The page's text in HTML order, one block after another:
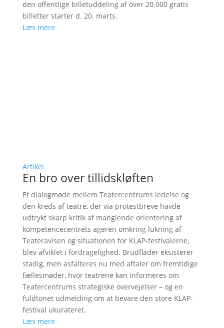
den offentlige billetuddeling af over 20.000 gratis
billetter starter d. 20. marts.
Læs mere
Artikel
En bro over tillidskløften
Et dialogmøde mellem Teatercentrums ledelse og
den kreds af teatre, der via protestbreve havde
udtrykt skarp kritik af manglende orientering af
kompetencecentrets ageren omkring lukning af
Teateravisen og situationen for KLAP-festivalerne,
blev afviklet i fordragelighed. Brudflader eksisterer
stadig, men asfalteres nu med aftaler om fremtidige
fællesmøder, hvor teatrene kan informeres om
Teatercentrums strategiske overvejelser – og en
fuldtonet udmelding om at bevare den store KLAP-
festival ukurateret.
Læs mere